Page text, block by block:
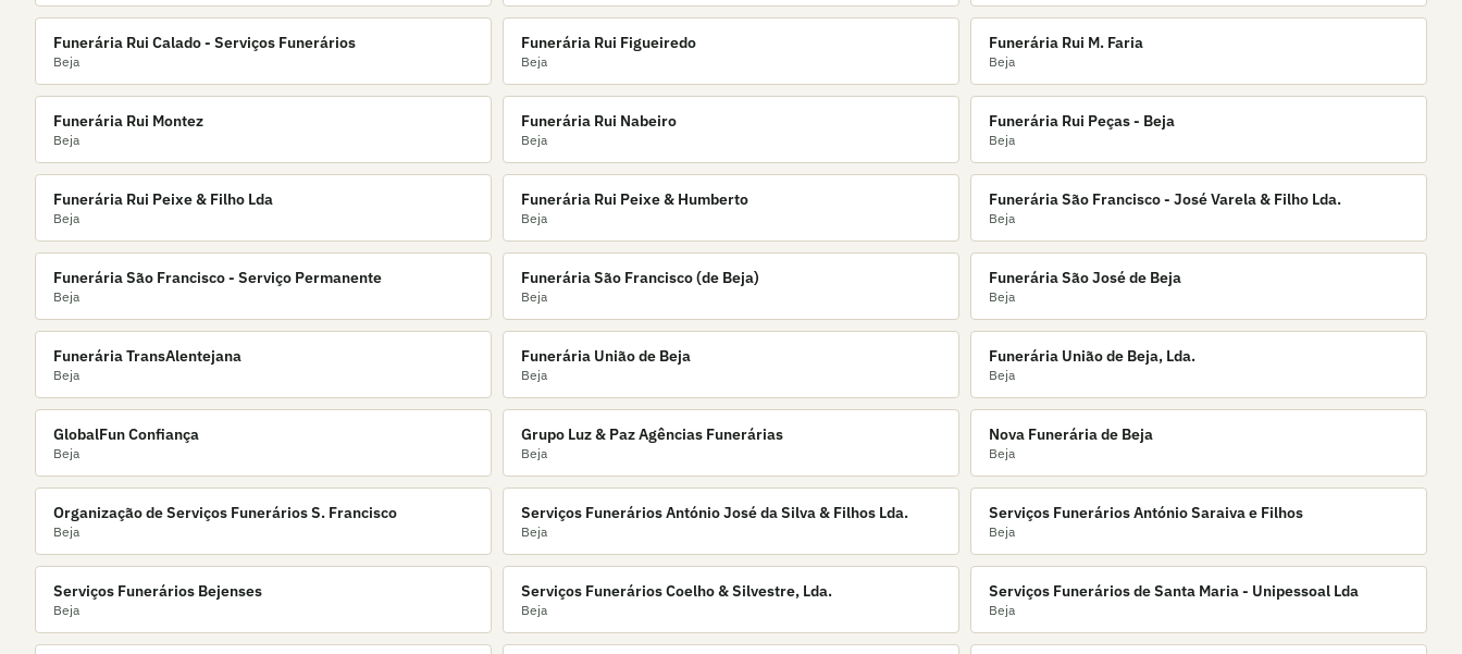
Funerária Rui Calado - Serviços Funerários
Beja
Funerária Rui Figueiredo
Beja
Funerária Rui M. Faria
Beja
Funerária Rui Montez
Beja
Funerária Rui Nabeiro
Beja
Funerária Rui Peças - Beja
Beja
Funerária Rui Peixe & Filho Lda
Beja
Funerária Rui Peixe & Humberto
Beja
Funerária São Francisco - José Varela & Filho Lda.
Beja
Funerária São Francisco - Serviço Permanente
Beja
Funerária São Francisco (de Beja)
Beja
Funerária São José de Beja
Beja
Funerária TransAlentejana
Beja
Funerária União de Beja
Beja
Funerária União de Beja, Lda.
Beja
GlobalFun Confiança
Beja
Grupo Luz & Paz Agências Funerárias
Beja
Nova Funerária de Beja
Beja
Organização de Serviços Funerários S. Francisco
Beja
Serviços Funerários António José da Silva & Filhos Lda.
Beja
Serviços Funerários António Saraiva e Filhos
Beja
Serviços Funerários Bejenses
Beja
Serviços Funerários Coelho & Silvestre, Lda.
Beja
Serviços Funerários de Santa Maria - Unipessoal Lda
Beja